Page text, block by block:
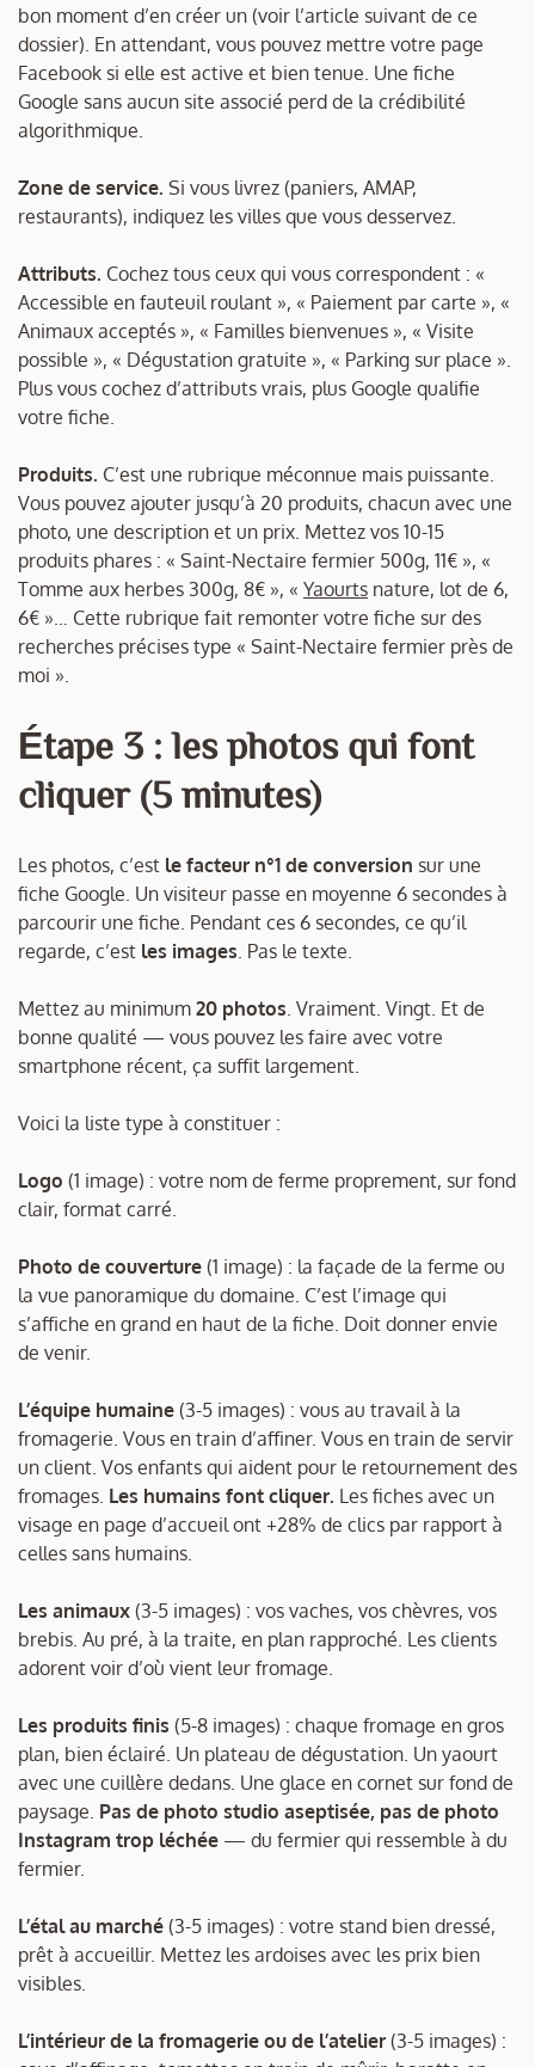
bon moment d’en créer un (voir l’article suivant de ce
dossier). En attendant, vous pouvez mettre votre page
Facebook si elle est active et bien tenue. Une fiche
Google sans aucun site associé perd de la crédibilité
algorithmique.
Zone de service. Si vous livrez (paniers, AMAP,
restaurants), indiquez les villes que vous desservez.
Attributs. Cochez tous ceux qui vous correspondent : «
Accessible en fauteuil roulant », « Paiement par carte », «
Animaux acceptés », « Familles bienvenues », « Visite
possible », « Dégustation gratuite », « Parking sur place ».
Plus vous cochez d’attributs vrais, plus Google qualifie
votre fiche.
Produits. C’est une rubrique méconnue mais puissante.
Vous pouvez ajouter jusqu’à 20 produits, chacun avec une
photo, une description et un prix. Mettez vos 10-15
produits phares : « Saint-Nectaire fermier 500g, 11€ », «
Tomme aux herbes 300g, 8€ », « Yaourts nature, lot de 6,
6€ »… Cette rubrique fait remonter votre fiche sur des
recherches précises type « Saint-Nectaire fermier près de
moi ».
Étape 3 : les photos qui font
cliquer (5 minutes)
Les photos, c’est le facteur n°1 de conversion sur une
fiche Google. Un visiteur passe en moyenne 6 secondes à
parcourir une fiche. Pendant ces 6 secondes, ce qu’il
regarde, c’est les images . Pas le texte.
Mettez au minimum 20 photos . Vraiment. Vingt. Et de
bonne qualité — vous pouvez les faire avec votre
smartphone récent, ça suffit largement.
Voici la liste type à constituer :
Logo (1 image) : votre nom de ferme proprement, sur fond
clair, format carré.
Photo de couverture (1 image) : la façade de la ferme ou
la vue panoramique du domaine. C’est l’image qui
s’affiche en grand en haut de la fiche. Doit donner envie
de venir.
L’équipe humaine (3-5 images) : vous au travail à la
fromagerie. Vous en train d’affiner. Vous en train de servir
un client. Vos enfants qui aident pour le retournement des
fromages. Les humains font cliquer. Les fiches avec un
visage en page d’accueil ont +28% de clics par rapport à
celles sans humains.
Les animaux (3-5 images) : vos vaches, vos chèvres, vos
brebis. Au pré, à la traite, en plan rapproché. Les clients
adorent voir d’où vient leur fromage.
Les produits finis (5-8 images) : chaque fromage en gros
plan, bien éclairé. Un plateau de dégustation. Un yaourt
avec une cuillère dedans. Une glace en cornet sur fond de
paysage. Pas de photo studio aseptisée, pas de photo
Instagram trop léchée — du fermier qui ressemble à du
fermier.
L’étal au marché (3-5 images) : votre stand bien dressé,
prêt à accueillir. Mettez les ardoises avec les prix bien
visibles.
L’intérieur de la fromagerie ou de l’atelier (3-5 images) :